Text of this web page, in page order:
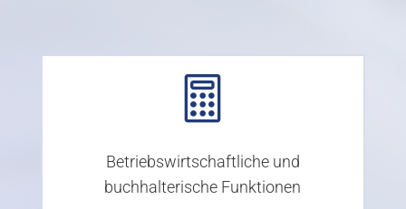

Betriebswirtschaftliche und
buchhalterische Funktionen